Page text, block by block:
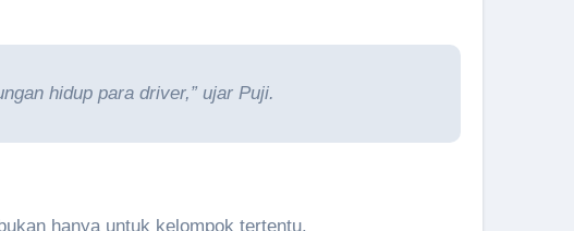
hidup para driver,” ujar Puji.
hanya untuk kelompok tertentu.